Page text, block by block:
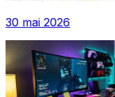
30 mai 2026